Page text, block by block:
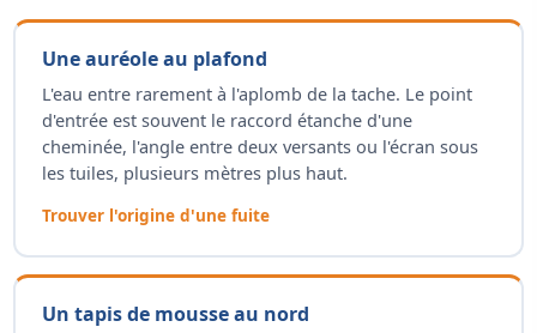
Une auréole au plafond
L'eau entre rarement à l'aplomb de la tache. Le point
d'entrée est souvent le raccord étanche d'une
cheminée, l'angle entre deux versants ou l'écran sous
les tuiles, plusieurs mètres plus haut.
Trouver l'origine d'une fuite
Un tapis de mousse au nord